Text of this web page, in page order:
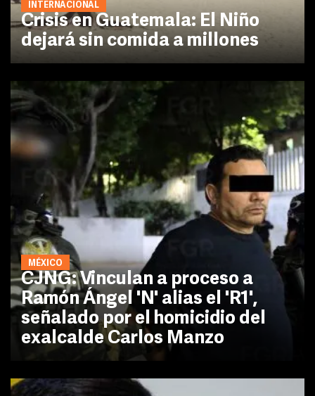
INTERNACIONAL
Crisis en Guatemala: El Niño
dejará sin comida a millones
MÉXICO
CJNG: Vinculan a proceso a
Ramón Ángel 'N' alias el 'R1',
señalado por el homicidio del
exalcalde Carlos Manzo